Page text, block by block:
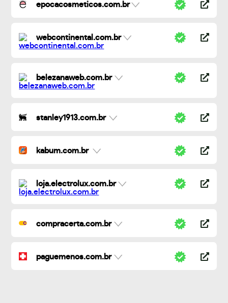
epocacosmeticos.com.br
webcontinental.com.br
belezanaweb.com.br
stanley1913.com.br
kabum.com.br
loja.electrolux.com.br
compracerta.com.br
paguemenos.com.br